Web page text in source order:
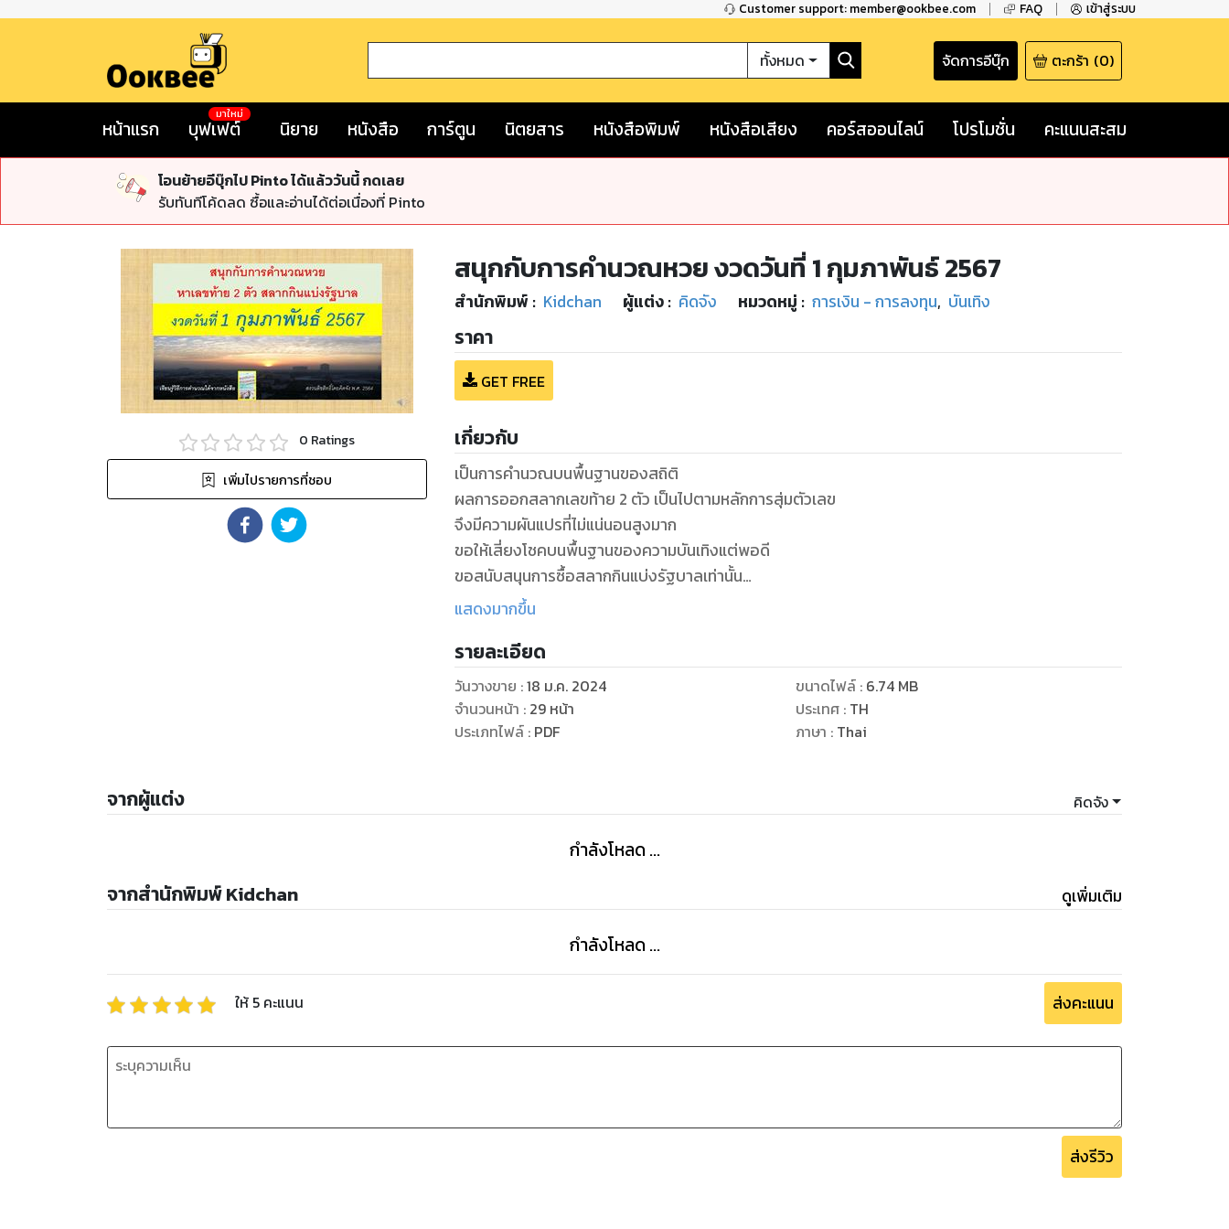
Customer support: member@ookbee.com FAQ เข้าสู่ระบบ
ทั้งหมด จัดการอีบุ๊ก ตะกร้า (0)
หน้าแรก บุฟเฟต์
มาใหม่
นิยาย หนังสือ การ์ตูน นิตยสาร หนังสือพิมพ์ หนังสือเสียง คอร์สออนไลน์ โปรโมชั่น คะแนนสะสม
โอนย้ายอีบุ๊กไป Pinto ได้แล้ววันนี้ กดเลย
รับทันทีโค้ดลด ซื้อและอ่านได้ต่อเนื่องที่ Pinto
0 Ratings
เพิ่มไปรายการที่ชอบ
สนุกกับการคำนวณหวย งวดวันที่ 1 กุมภาพันธ์ 2567
สำนักพิมพ์ : Kidchan ผู้แต่ง : คิดจัง หมวดหมู่ : การเงิน - การลงทุน, บันเทิง
ราคา
GET FREE
เกี่ยวกับ
เป็นการคำนวณบนพื้นฐานของสถิติ
ผลการออกสลากเลขท้าย 2 ตัว เป็นไปตามหลักการสุ่มตัวเลข
จึงมีความผันแปรที่ไม่แน่นอนสูงมาก
ขอให้เสี่ยงโชคบนพื้นฐานของความบันเทิงแต่พอดี
ขอสนับสนุนการซื้อสลากกินแบ่งรัฐบาลเท่านั้น
แสดงมากขึ้น
รายละเอียด
วันวางขาย :18 ม.ค. 2024
จำนวนหน้า : 29 หน้า
ประเภทไฟล์: PDF
ขนาดไฟล์: 6.74 MB
ประเทศ : TH
ภาษา : Thai
จากผู้แต่ง คิดจัง
กำลังโหลด ...
จากสำนักพิมพ์ Kidchan ดูเพิ่มเติม
กำลังโหลด ...
ให้ 5 คะแนน ส่งคะแนน
ส่งรีวิว